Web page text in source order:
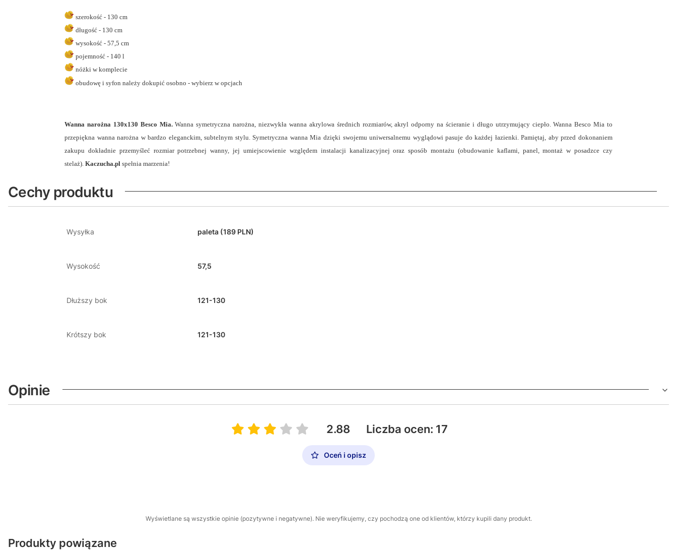
szerokość - 130 cm
długość - 130 cm
wysokość - 57,5 cm
pojemność - 140 l
nóżki w komplecie
obudowę i syfon należy dokupić osobno - wybierz w opcjach
Wanna narożna 130x130 Besco Mia.Wanna symetryczna narożna, niezwykła wanna akrylowa średnich rozmiarów, akryl odporny na ścieranie i długo utrzymujący ciepło. Wanna Besco Mia to
przepiękna wanna narożna w bardzo eleganckim, subtelnym stylu. Symetryczna wanna Mia dzięki swojemu uniwersalnemu wyglądowi pasuje do każdej łazienki. Pamiętaj, aby przed dokonaniem
zakupu dokładnie przemyśleć rozmiar potrzebnej wanny, jej umiejscowienie względem instalacji kanalizacyjnej oraz sposób montażu (obudowanie kaflami, panel, montaż w posadzce czy
stelaż). Kaczucha.pl spełnia marzenia!
Cechy produktu
Wysyłka paleta (189 PLN)
Wysokość 57,5
Dłuższy bok 121-130
Krótszy bok 121-130
Opinie
2.88 Liczba ocen: 17
Oceń i opisz
Wyświetlane są wszystkie opinie (pozytywne i negatywne). Nie weryfikujemy, czy pochodzą one od klientów, którzy kupili dany produkt.
Produkty powiązane